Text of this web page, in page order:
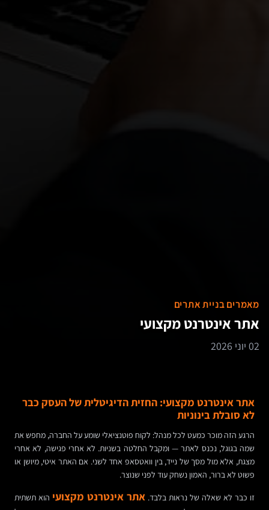
מאמרים בניית אתרים
אתר אינטרנט מקצועי
02 יוני 2026
אתר אינטרנט מקצועי: החזית הדיגיטלית של העסק כבר
לא סובלת בינוניות
הרגע הזה מוכר כמעט לכל מנהל: לקוח פוטנציאלי שומע על החברה, מחפש את
שמה בגוגל, נכנס לאתר — ומקבל החלטה בשניות. לא אחרי פגישה, לא אחרי
מצגת, אלא מול מסך של נייד, בין וואטסאפ אחד לשני. אם האתר איטי, מיושן או
פשוט לא ברור, האמון נשחק עוד לפני שנוצר.
זו כבר לא שאלה של נראות בלבד. אתר אינטרנט מקצועי הוא תשתית